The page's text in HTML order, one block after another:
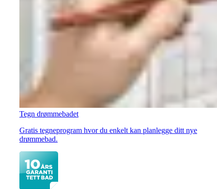
Tegn drømmebadet
Gratis tegneprogram hvor du enkelt kan planlegge ditt nye
drømmebad.